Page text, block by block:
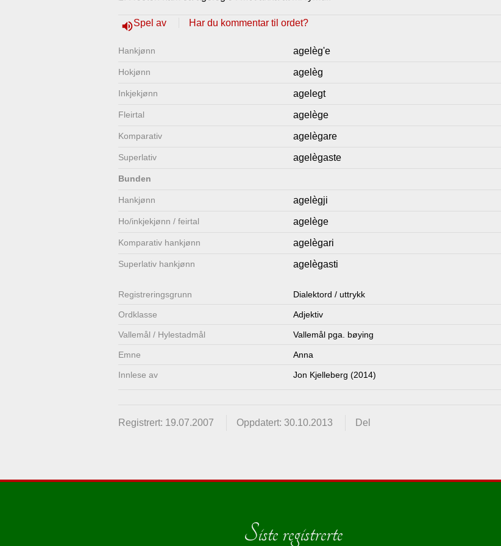
volume_upSpel av Har du kommentar til ordet?
Hankjønn agelèg'e
Hokjønn agelèg
Inkjekjønn agelegt
Fleirtal agelège
Komparativ agelègare
Superlativ agelègaste
Bunden
Hankjønn agelègji
Ho/inkjekjønn / feirtal agelège
Komparativ hankjønn agelègari
Superlativ hankjønn agelègasti
Registrerings­grunn Dialektord / uttrykk
Ordklasse Adjektiv
Vallemål / Hylestadmål Vallemål pga. bøying
Emne Anna
Innlese av Jon Kjelleberg (2014)
Registrert: 19.07.2007 Oppdatert: 30.10.2013 Del
Siste registrerte